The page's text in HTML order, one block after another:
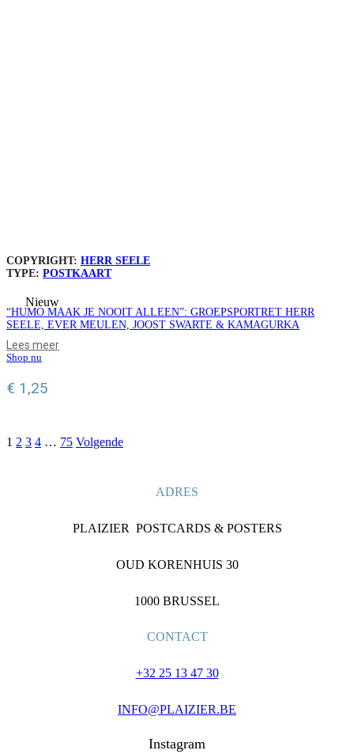
Nieuw
COPYRIGHT: HERR SEELE
TYPE: POSTKAART
“HUMO MAAK JE NOOIT ALLEEN”: GROEPSPORTRET HERR
SEELE, EVER MEULEN, JOOST SWARTE & KAMAGURKA
Lees meer
Shop nu
€ 1,25
1 2 3 4 … 75 Volgende
ADRES
PLAIZIER POSTCARDS & POSTERS
OUD KORENHUIS 30
1000 BRUSSEL
CONTACT
+32 25 13 47 30
INFO@PLAIZIER.BE
Instagram